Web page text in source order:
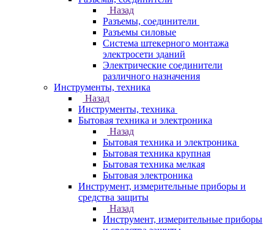
Назад
Разъемы, соединители
Разъемы силовые
Система штекерного монтажа
электросети зданий
Электрические соединители
различного назначения
Инструменты, техника
Назад
Инструменты, техника
Бытовая техника и электроника
Назад
Бытовая техника и электроника
Бытовая техника крупная
Бытовая техника мелкая
Бытовая электроника
Инструмент, измерительные приборы и
средства защиты
Назад
Инструмент, измерительные приборы